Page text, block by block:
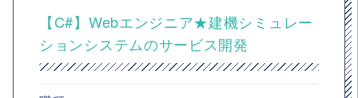
【C#】Webエンジニア★建機シミュレー
ションシステムのサービス開発